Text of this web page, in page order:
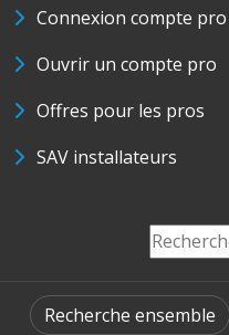
Connexion compte pro
Ouvrir un compte pro
Offres pour les pros
SAV installateurs
Recherche ensemble